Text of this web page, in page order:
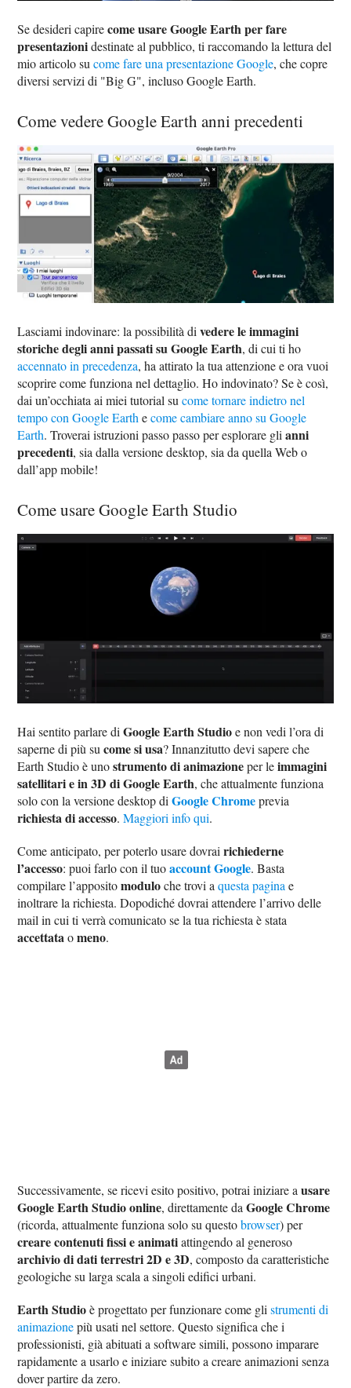
Se desideri capirecome usare Google Earth per fare
presentazionidestinate al pubblico, ti raccomando la lettura del
mio articolo sucome fare una presentazione Google, che copre
diversi servizi di "Big G", incluso Google Earth.
Come vedere Google Earth anni precedenti
Lasciami indovinare: la possibilità divedere le immagini
storiche degli anni passati su Google Earth, di cui ti ho
accennato in precedenza, ha attirato la tua attenzione e ora vuoi
scoprire come funziona nel dettaglio. Ho indovinato? Se è così,
dai un’occhiata ai miei tutorial sucome tornare indietro nel
tempo con Google Earth ecome cambiare anno su Google
Earth. Troverai istruzioni passo passo per esplorare glianni
precedenti, sia dalla versione desktop, sia da quella Web o
dall’app mobile!
Come usare Google Earth Studio
Hai sentito parlare diGoogle Earth Studioe non vedi l’ora di
saperne di più sucome si usa? Innanzitutto devi sapere che
Earth Studio è unostrumento di animazioneper leimmagini
satellitari e in 3D di Google Earth, che attualmente funziona
solo con la versione desktop diGoogle Chromeprevia
richiesta di accesso.Maggiori info qui.
Come anticipato, per poterlo usare dovrairichiederne
l’accesso: puoi farlo con il tuoaccount Google. Basta
compilare l’appositomoduloche trovi aquesta paginae
inoltrare la richiesta. Dopodiché dovrai attendere l’arrivo delle
mail in cui ti verrà comunicato se la tua richiesta è stata
accettataomeno.
Successivamente, se ricevi esito positivo, potrai iniziare ausare
Google Earth Studio online, direttamente daGoogle Chrome
(ricorda, attualmente funziona solo su questobrowser) per
creare contenuti fissi e animatiattingendo al generoso
archivio di dati terrestri 2D e 3D, composto da caratteristiche
geologiche su larga scala a singoli edifici urbani.
Earth Studioè progettato per funzionare come glistrumenti di
animazionepiù usati nel settore. Questo significa che i
professionisti, già abituati a software simili, possono imparare
rapidamente a usarlo e iniziare subito a creare animazioni senza
dover partire da zero.